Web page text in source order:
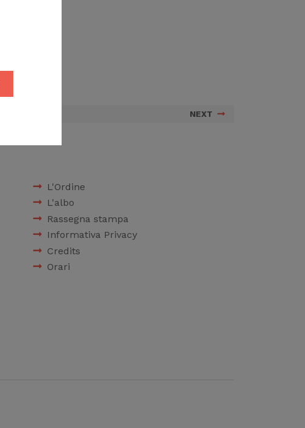
NEXT
L'Ordine
L'albo
Rassegna stampa
Informativa Privacy
Credits
Orari